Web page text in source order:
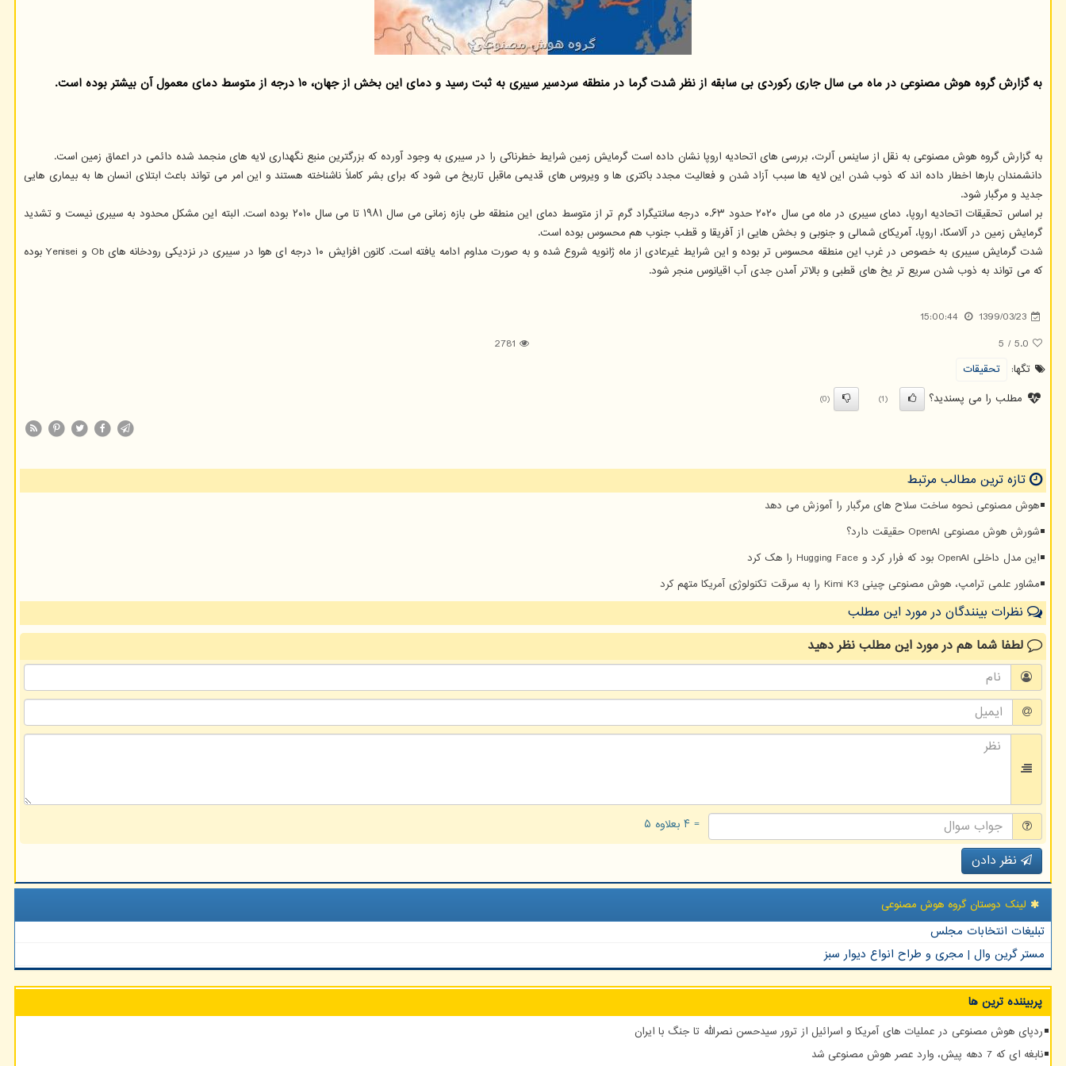
به گزارش گروه هوش مصنوعی در ماه می سال جاری ركوردی بی سابقه از نظر شدت گرما در منطقه سردسیر سیبری به ثبت رسید و دمای این بخش از جهان، ۱۰ درجه از متوسط دمای معمول آن بیشتر بوده است.
به گزارش گروه هوش مصنوعی به نقل از ساینس آلرت، بررسی های اتحادیه اروپا نشان داده است گرمایش زمین شرایط خطرناکی را در سیبری به وجود آورده که بزرگترین منبع نگهداری لایه های منجمد شده دائمی در اعماق زمین است.
دانشمندان بارها اخطار داده اند که ذوب شدن این لایه ها سبب آزاد شدن و فعالیت مجدد باکتری ها و ویروس های قدیمی ماقبل تاریخ می شود که برای بشر کاملاً ناشناخته هستند و این امر می تواند باعث ابتلای انسان ها به بیماری هایی
جدید و مرگبار شود.
بر اساس تحقیقات اتحادیه اروپا، دمای سیبری در ماه می سال ۲۰۲۰ حدود ۰.۶۳ درجه سانتیگراد گرم تر از متوسط دمای این منطقه طی بازه زمانی می سال ۱۹۸۱ تا می سال ۲۰۱۰ بوده است. البته این مشکل محدود به سیبری نیست و تشدید
گرمایش زمین در آلاسکا، اروپا، آمریکای شمالی و جنوبی و بخش هایی از آفریقا و قطب جنوب هم محسوس بوده است.
شدت گرمایش سیبری به خصوص در غرب این منطقه محسوس تر بوده و این شرایط غیرعادی از ماه ژانویه شروع شده و به صورت مداوم ادامه یافته است. کانون افزایش ۱۰ درجه ای هوا در سیبری در نزدیکی رودخانه های Ob و Yenisei بوده
که می تواند به ذوب شدن سریع تر یخ های قطبی و بالاتر آمدن جدی آب اقیانوس منجر شود.
1399/03/23
15:00:44
5.0
/
5
2781
تگها:
تحقیقات
مطلب را می پسندید؟
(1)
(0)
تازه ترین مطالب مرتبط
هوش مصنوعی نحوه ساخت سلاح های مرگبار را آموزش می دهد
شورش هوش مصنوعی OpenAI حقیقت دارد؟
این مدل داخلی OpenAI بود که فرار کرد و Hugging Face را هک کرد
مشاور علمی ترامپ، هوش مصنوعی چینی Kimi K3 را به سرقت تکنولوژی آمریکا متهم کرد
نظرات بینندگان در مورد این مطلب
لطفا شما همدر مورد این مطلبنظر دهید
= ۴ بعلاوه ۵
نظر دادن
لینک دوستان گروه هوش مصنوعی
تبلیغات انتخابات مجلس
مستر گرین وال | مجری و طراح انواع دیوار سبز
پربیننده ترین ها
ردپای هوش مصنوعی در عملیات های آمریکا و اسرائیل از ترور سیدحسن نصرالله تا جنگ با ایران
نابغه ای که 7 دهه پیش، وارد عصر هوش مصنوعی شد